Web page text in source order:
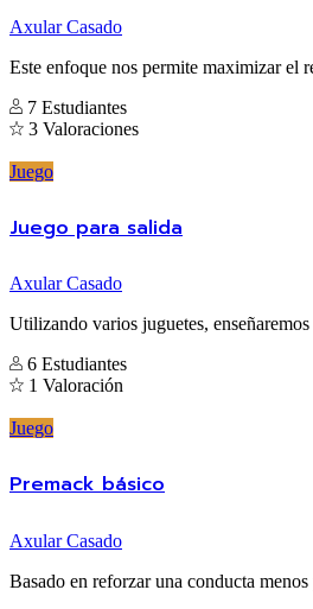
Axular Casado
Este enfoque nos permite maximizar el
7 Estudiantes
3 Valoraciones
Juego
Juego para salida
Axular Casado
Utilizando varios juguetes,
6 Estudiantes
1 Valoración
Juego
Premack básico
Axular Casado
Basado en reforzar una conducta